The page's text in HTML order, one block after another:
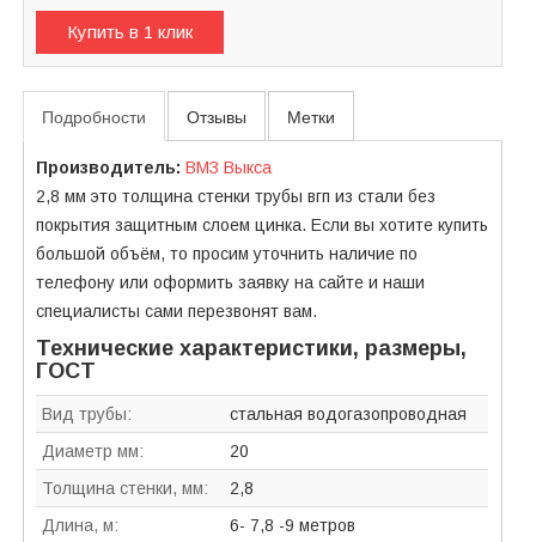
Купить в 1 клик
Подробности Отзывы Метки
Производитель: ВМЗ Выкса
2,8 мм это толщина стенки трубы вгп из стали без
покрытия защитным слоем цинка. Если вы хотите купить
большой объём, то просим уточнить наличие по
телефону или оформить заявку на сайте и наши
специалисты сами перезвонят вам.
Технические характеристики, размеры,
ГОСТ
Вид трубы:
стальная водогазопроводная
Диаметр мм:
20
Толщина стенки, мм:
2,8
Длина, м:
6- 7,8 -9 метров